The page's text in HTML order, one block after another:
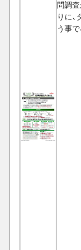
問調
りに
う事で